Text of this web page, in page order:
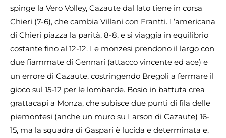
spinge la Vero Volley, Cazaute dal lato tiene in corsa
Chieri (7-6), che cambia Villani con Frantti. L’americana
di Chieri piazza la parità, 8-8, e si viaggia in equilibrio
costante fino al 12-12. Le monzesi prendono il largo con
due fiammate di Gennari (attacco vincente ed ace) e
un errore di Cazaute, costringendo Bregoli a fermare il
gioco sul 15-12 per le lombarde. Bosio in battuta crea
grattacapi a Monza, che subisce due punti di fila delle
piemontesi (anche un muro su Larson di Cazaute) 16-
15, ma la squadra di Gaspari è lucida e determinata e,